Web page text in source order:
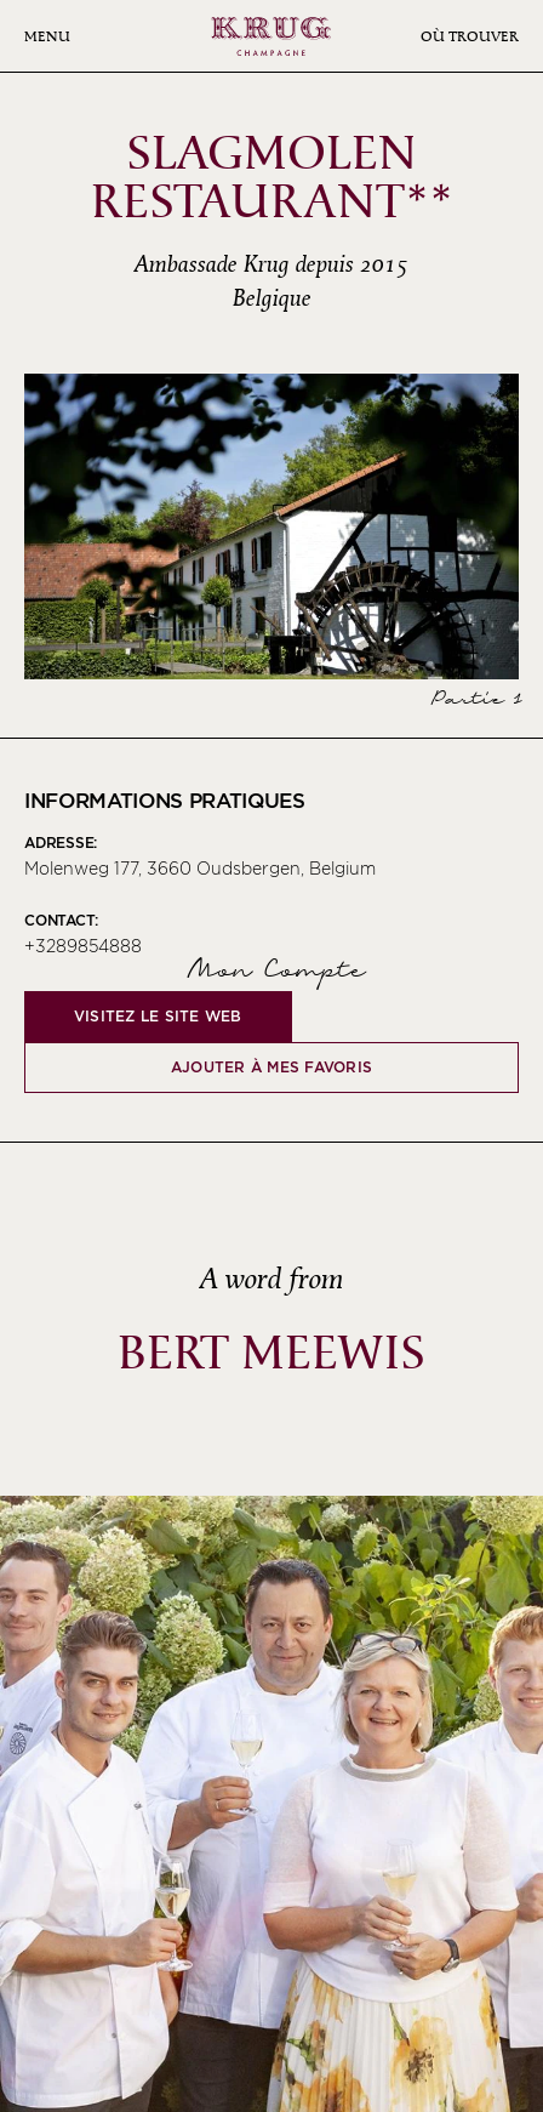
MENU OÙ TROUVER
SLAGMOLEN
RESTAURANT**
Ambassade Krug depuis 2015
Belgique
Partie 1
INFORMATIONS PRATIQUES
ADRESSE:
Molenweg 177, 3660 Oudsbergen, Belgium
CONTACT:
+3289854888
Mon Compte
VISITEZ LE SITE WEB
AJOUTER À MES FAVORIS
A word from
BERT MEEWIS